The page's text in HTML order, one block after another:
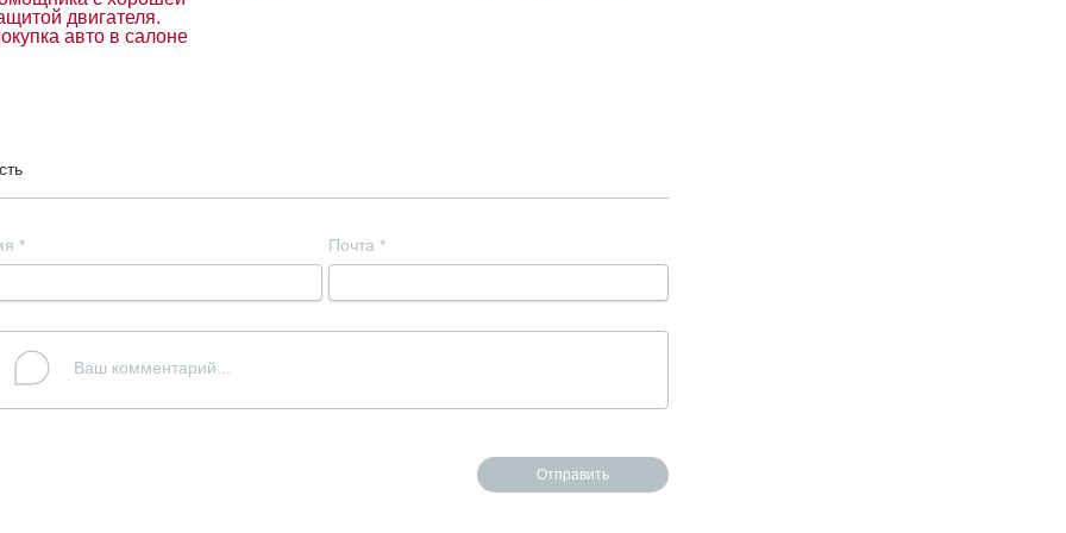
двигателя.
авто в салоне
* Почта *